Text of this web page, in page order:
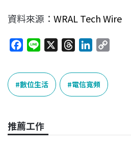
資料來源： WRAL Tech Wire
c
e
b
o
k
n
e
r
e
a
n
k
e
n
k
數位生活 電信寬頻
推薦工作